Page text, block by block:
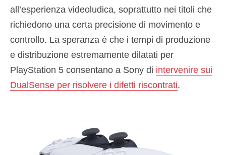
all’esperienza videoludica, soprattutto nei titoli che
richiedono una certa precisione di movimento e
controllo. La speranza è che i tempi di produzione
e distribuzione estremamente dilatati per
PlayStation 5 consentano a Sony di intervenire sui
DualSense per risolvere i difetti riscontrati.